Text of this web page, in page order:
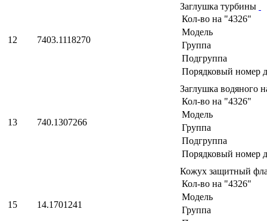
12 7403.1118270
Заглушка турбины
Кол-во на "4326"
Модель
Группа
Подгруппа
Порядковый номер
13 740.1307266
Заглушка водяного
Кол-во на "4326"
Модель
Группа
Подгруппа
Порядковый номер
15 14.1701241
Кожух защитный
Кол-во на "4326"
Модель
Группа